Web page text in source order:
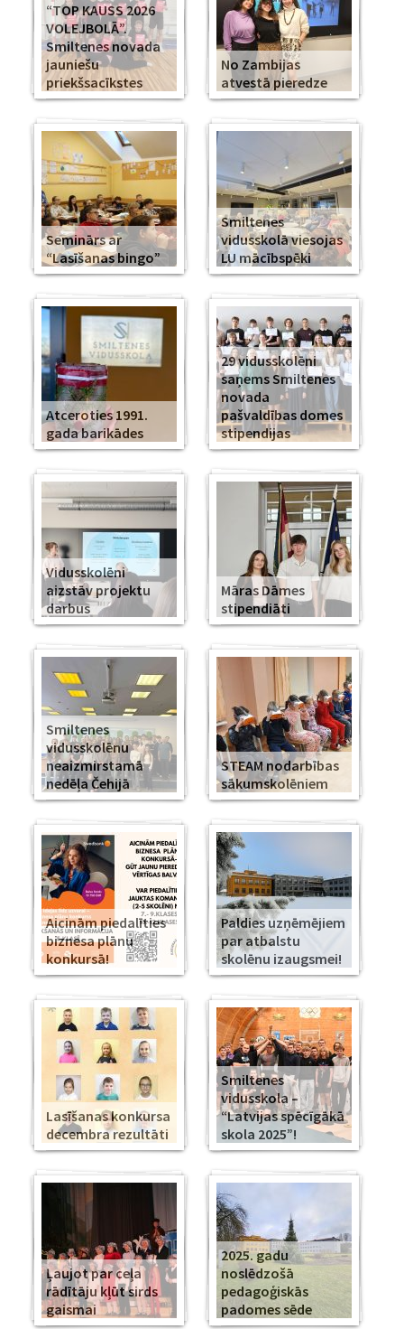
“TOP KAUSS 2026
VOLEJBOLĀ”.
Smiltenes novada
jauniešu
priekšsacīkstes
No Zambijas
atvestā pieredze
Seminārs ar
“Lasīšanas bingo”
Smiltenes
vidusskolā viesojas
LU mācībspēki
Atceroties 1991.
gada barikādes
29 vidusskolēni
saņems Smiltenes
novada
pašvaldības domes
stipendijas
Vidusskolēni
aizstāv projektu
darbus
Māras Dāmes
stipendiāti
Smiltenes
vidusskolēnu
neaizmirstamā
nedēļa Čehijā
STEAM nodarbības
sākumskolēniem
Aicinām piedalīties
biznesa plānu
konkursā!
Paldies uzņēmējiem
par atbalstu
skolēnu izaugsmei!
Lasīšanas konkursa
decembra rezultāti
Smiltenes
vidusskola –
“Latvijas spēcīgākā
skola 2025”!
Ļaujot par ceļa
rādītāju kļūt sirds
gaismai
2025. gadu
noslēdzošā
pedagoģiskās
padomes sēde